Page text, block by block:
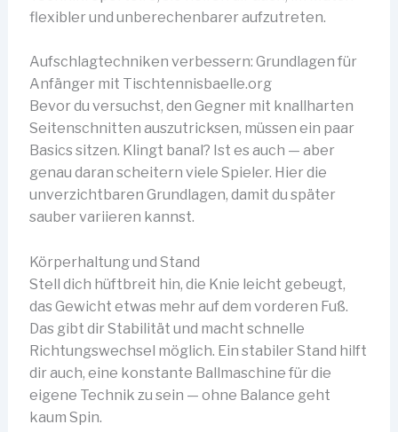
flexibler und unberechenbarer aufzutreten.
Aufschlagtechniken verbessern: Grundlagen für
Anfänger mit Tischtennisbaelle.org
Bevor du versuchst, den Gegner mit knallharten
Seitenschnitten auszutricksen, müssen ein paar
Basics sitzen. Klingt banal? Ist es auch — aber
genau daran scheitern viele Spieler. Hier die
unverzichtbaren Grundlagen, damit du später
sauber variieren kannst.
Körperhaltung und Stand
Stell dich hüftbreit hin, die Knie leicht gebeugt,
das Gewicht etwas mehr auf dem vorderen Fuß.
Das gibt dir Stabilität und macht schnelle
Richtungswechsel möglich. Ein stabiler Stand hilft
dir auch, eine konstante Ballmaschine für die
eigene Technik zu sein — ohne Balance geht
kaum Spin.